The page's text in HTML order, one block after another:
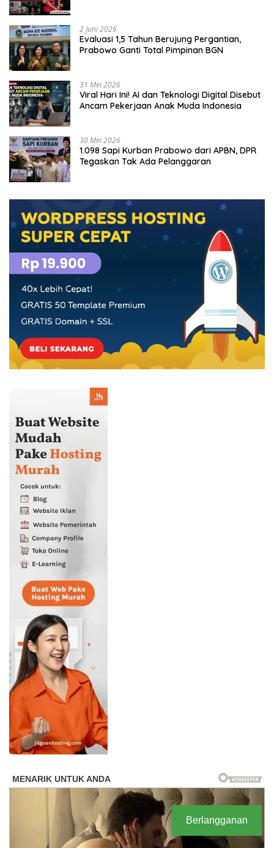
2 Juni 2026
Evaluasi 1,5 Tahun Berujung Pergantian,
Prabowo Ganti Total Pimpinan BGN
31 Mei 2026
Viral Hari Ini! AI dan Teknologi Digital Disebut
Ancam Pekerjaan Anak Muda Indonesia
30 Mei 2026
1.098 Sapi Kurban Prabowo dari APBN, DPR
Tegaskan Tak Ada Pelanggaran
Berlangganan